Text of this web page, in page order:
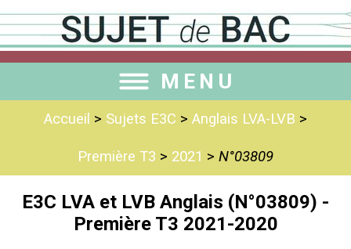
MENU
Accueil > Sujets E3C > Anglais LVA-LVB >
Première T3 > 2021 > N°03809
E3C LVA et LVB Anglais (N°03809) -
Première T3 2021-2020